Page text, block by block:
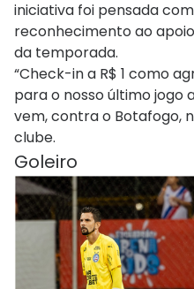
iniciativa foi pensada
reconhecimento ao
da temporada.
“Check-in a R$ 1 como
para o nosso último jogo
vem, contra o Botafogo,
clube.
Goleiro